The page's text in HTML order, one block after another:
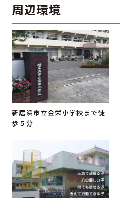
周辺環境
新居浜市立金栄小学校まで徒
歩５分